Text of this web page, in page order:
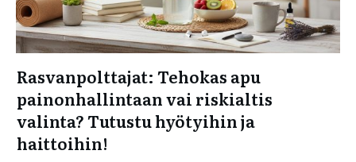
Rasvanpolttajat: Tehokas apu
painonhallintaan vai riskialtis
valinta? Tutustu hyötyihin ja
haittoihin!